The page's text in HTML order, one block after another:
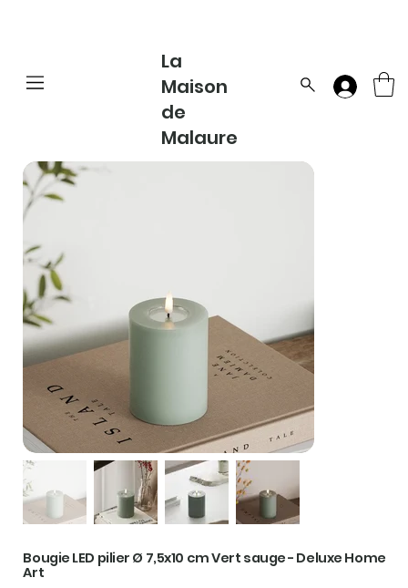
La
Maison
de
Malaure
Bougie LED pilier Ø 7,5x10 cm Vert sauge - Deluxe Home
Art